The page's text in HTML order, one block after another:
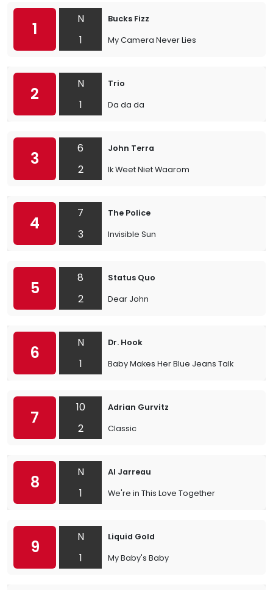
1
N
1
Bucks Fizz
My Camera Never Lies
2
N
1
Trio
Da da da
3
6
2
John Terra
Ik Weet Niet Waarom
4
7
3
The Police
Invisible Sun
5
8
2
Status Quo
Dear John
6
N
1
Dr. Hook
Baby Makes Her Blue Jeans Talk
7
10
2
Adrian Gurvitz
Classic
8
N
1
Al Jarreau
We're in This Love Together
9
N
1
Liquid Gold
My Baby's Baby